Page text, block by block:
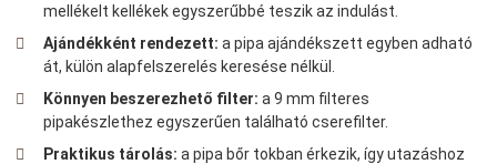
mellékelt kellékek egyszerűbbé teszik az indulást.
Ajándékként rendezett: a pipa ajándékszett egyben adható
át, külön alapfelszerelés keresése nélkül.
Könnyen beszerezhető filter: a 9 mm filteres
pipakészlethez egyszerűen található cserefilter.
Praktikus tárolás: a pipa bőr tokban érkezik, így utazáshoz